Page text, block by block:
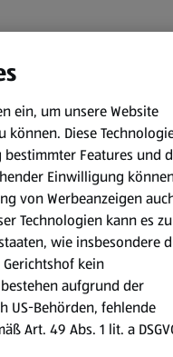
ein, um unsere Website
können. Diese
Features und
Einwilligung
von Werbeanzeigen
Technologien kann es zu
wie insbesondere
Gerichtshof kein
aufgrund der
US-Behörden, fehlende
Art. 49 Abs. 1 lit. a